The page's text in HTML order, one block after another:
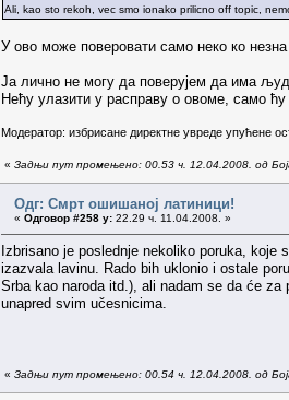
Ali, kao sto rekoh, vec smo ionako prilicno off topic,
У ово може поверовати само неко ко
Ја лично не могу да поверујем да има
Нећу улазити у расправу о овоме, само
Модератор: избрисане директне увреде упућене
« Задњи пут промењено: 00.53 ч. 12.04.2008. од
Одг: Смрт ошишаној латиници!
« Одговор #258 у: 22.29 ч. 11.04.2008. »
Izbrisano je poslednje nekoliko poruka, koje
izazvala lavinu. Rado bih uklonio i ostale
Srba kao naroda itd.), ali nadam se da će
unapred svim učesnicima.
« Задњи пут промењено: 00.54 ч. 12.04.2008. од